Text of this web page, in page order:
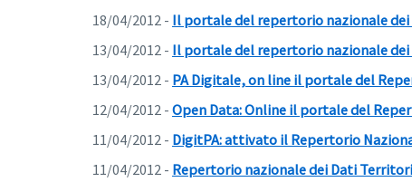
18/04/2012 - Il portale del repertorio nazionale
13/04/2012 - Il portale del repertorio nazionale
13/04/2012 - PA Digitale, on line il portale del
12/04/2012 - Open Data: Online il portale del
11/04/2012 - DigitPA: attivato il Repertorio
11/04/2012 - Repertorio nazionale dei Dati